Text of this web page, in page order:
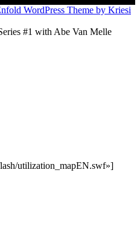
WordPress Theme by Kriesi
#1 with Abe Van Melle
utilization_mapEN.swf»]